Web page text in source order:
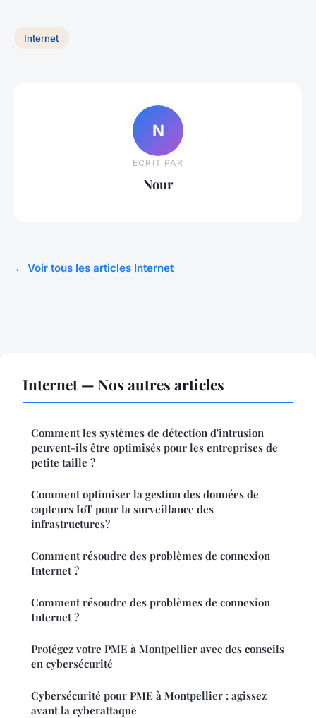
Internet
N
ECRIT PAR
Nour
← Voir tous les articles Internet
Internet — Nos autres articles
Comment les systèmes de détection d'intrusion
peuvent-ils être optimisés pour les entreprises de
petite taille ?
Comment optimiser la gestion des données de
capteurs IoT pour la surveillance des
infrastructures?
Comment résoudre des problèmes de connexion
Internet ?
Comment résoudre des problèmes de connexion
Internet ?
Protégez votre PME à Montpellier avec des conseils
en cybersécurité
Cybersécurité pour PME à Montpellier : agissez
avant la cyberattaque